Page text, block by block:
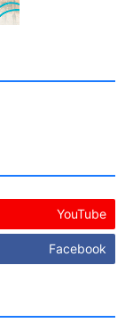
YouTube
Facebook